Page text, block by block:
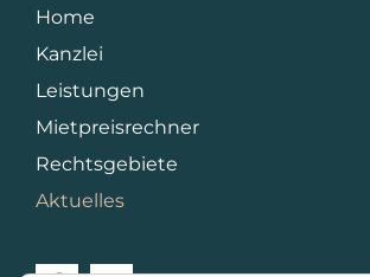
Home
Kanzlei
Leistungen
Mietpreisrechner
Rechtsgebiete
Aktuelles